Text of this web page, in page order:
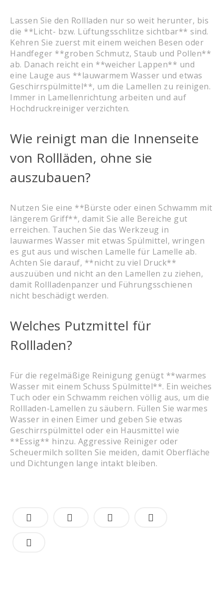
Lassen Sie den Rollladen nur so weit herunter, bis
die **Licht- bzw. Lüftungsschlitze sichtbar** sind.
Kehren Sie zuerst mit einem weichen Besen oder
Handfeger **groben Schmutz, Staub und Pollen**
ab. Danach reicht ein **weicher Lappen** und
eine Lauge aus **lauwarmem Wasser und etwas
Geschirrspülmittel**, um die Lamellen zu reinigen.
Immer in Lamellenrichtung arbeiten und auf
Hochdruckreiniger verzichten.
Wie reinigt man die Innenseite
von Rollläden, ohne sie
auszubauen?
Nutzen Sie eine **Bürste oder einen Schwamm mit
längerem Griff**, damit Sie alle Bereiche gut
erreichen. Tauchen Sie das Werkzeug in
lauwarmes Wasser mit etwas Spülmittel, wringen
es gut aus und wischen Lamelle für Lamelle ab.
Achten Sie darauf, **nicht zu viel Druck**
auszuüben und nicht an den Lamellen zu ziehen,
damit Rollladenpanzer und Führungsschienen
nicht beschädigt werden.
Welches Putzmittel für
Rollladen?
Für die regelmäßige Reinigung genügt **warmes
Wasser mit einem Schuss Spülmittel**. Ein weiches
Tuch oder ein Schwamm reichen völlig aus, um die
Rollladen-Lamellen zu säubern. Füllen Sie warmes
Wasser in einen Eimer und geben Sie etwas
Geschirrspülmittel oder ein Hausmittel wie
**Essig** hinzu. Aggressive Reiniger oder
Scheuermilch sollten Sie meiden, damit Oberfläche
und Dichtungen lange intakt bleiben.